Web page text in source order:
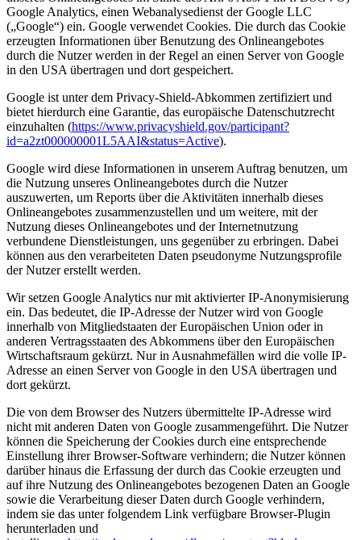
Google Analytics, einen Webanalysedienst der Google LLC
(„Google“) ein. Google verwendet Cookies. Die durch das Cookie
erzeugten Informationen über Benutzung des Onlineangebotes
durch die Nutzer werden in der Regel an einen Server von Google
in den USA übertragen und dort gespeichert.
Google ist unter dem Privacy-Shield-Abkommen zertifiziert und
bietet hierdurch eine Garantie, das europäische Datenschutzrecht
einzuhalten (https://www.privacyshield.gov/participant?
id=a2zt000000001L5AAI&status=Active).
Google wird diese Informationen in unserem Auftrag benutzen, um
die Nutzung unseres Onlineangebotes durch die Nutzer
auszuwerten, um Reports über die Aktivitäten innerhalb dieses
Onlineangebotes zusammenzustellen und um weitere, mit der
Nutzung dieses Onlineangebotes und der Internetnutzung
verbundene Dienstleistungen, uns gegenüber zu erbringen. Dabei
können aus den verarbeiteten Daten pseudonyme Nutzungsprofile
der Nutzer erstellt werden.
Wir setzen Google Analytics nur mit aktivierter IP-Anonymisierung
ein. Das bedeutet, die IP-Adresse der Nutzer wird von Google
innerhalb von Mitgliedstaaten der Europäischen Union oder in
anderen Vertragsstaaten des Abkommens über den Europäischen
Wirtschaftsraum gekürzt. Nur in Ausnahmefällen wird die volle IP-
Adresse an einen Server von Google in den USA übertragen und
dort gekürzt.
Die von dem Browser des Nutzers übermittelte IP-Adresse wird
nicht mit anderen Daten von Google zusammengeführt. Die Nutzer
können die Speicherung der Cookies durch eine entsprechende
Einstellung ihrer Browser-Software verhindern; die Nutzer können
darüber hinaus die Erfassung der durch das Cookie erzeugten und
auf ihre Nutzung des Onlineangebotes bezogenen Daten an Google
sowie die Verarbeitung dieser Daten durch Google verhindern,
indem sie das unter folgendem Link verfügbare Browser-Plugin
herunterladen und